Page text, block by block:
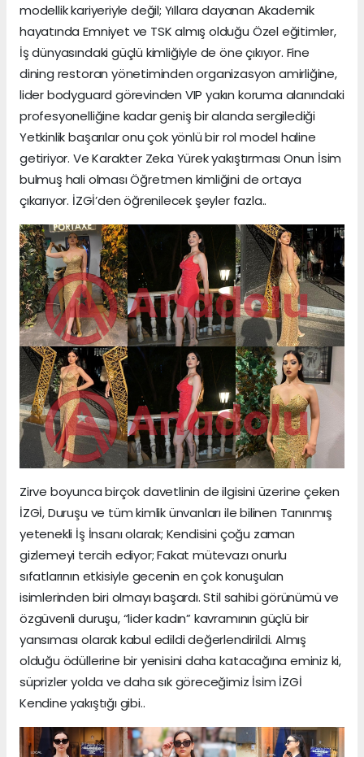
modellik kariyeriyle değil; Yıllara dayanan Akademik
hayatında Emniyet ve TSK almış olduğu Özel eğitimler,
İş dünyasındaki güçlü kimliğiyle de öne çıkıyor. Fine
dining restoran yönetiminden organizasyon amirliğine,
lider bodyguard görevinden VIP yakın koruma alanındaki
profesyonelliğine kadar geniş bir alanda sergilediği
Yetkinlik başarılar onu çok yönlü bir rol model haline
getiriyor. Ve Karakter Zeka Yürek yakıştırması Onun İsim
bulmuş hali olması Öğretmen kimliğini de ortaya
çıkarıyor. İZGİ’den öğrenilecek şeyler fazla..
Zirve boyunca birçok davetlinin de ilgisini üzerine çeken
İZGİ, Duruşu ve tüm kimlik ünvanları ile bilinen Tanınmış
yetenekli İş İnsanı olarak; Kendisini çoğu zaman
gizlemeyi tercih ediyor; Fakat mütevazı onurlu
sıfatlarının etkisiyle gecenin en çok konuşulan
isimlerinden biri olmayı başardı. Stil sahibi görünümü ve
özgüvenli duruşu, “lider kadın” kavramının güçlü bir
yansıması olarak kabul edildi değerlendirildi. Almış
olduğu ödüllerine bir yenisini daha katacağına eminiz ki,
süprizler yolda ve daha sık göreceğimiz İsim İZGİ
Kendine yakıştığı gibi..